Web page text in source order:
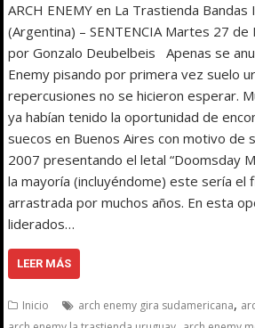
ARCH ENEMY en La Trastienda Bandas
(Argentina) – SENTENCIA Martes 27
por Gonzalo Deubelbeis Apenas se
Enemy pisando por primera vez suelo
repercusiones no se hicieron esperar.
ya habían tenido la oportunidad de
suecos en Buenos Aires con motivo de
2007 presentando el letal “Doomsday
la mayoría (incluyéndome) este sería el
arrastrada por muchos años. En esta
liderados…
LEER MÁS
Inicio arch enemy gira sudamericana,